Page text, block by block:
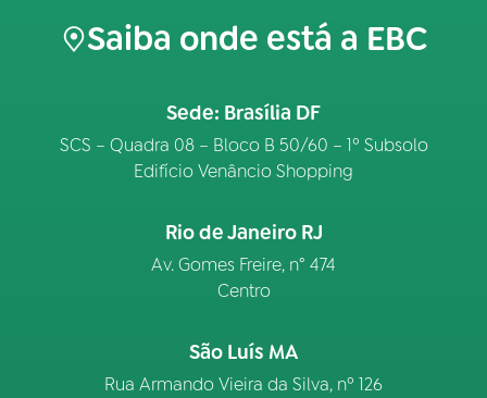
Saiba onde está a EBC
Sede: Brasília DF
SCS – Quadra 08 – Bloco B 50/60 – 1º Subsolo
Edifício Venâncio Shopping
Rio de Janeiro RJ
Av. Gomes Freire, n° 474
Centro
São Luís MA
Rua Armando Vieira da Silva, nº 126